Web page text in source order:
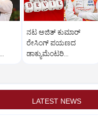
ನಟ ಅಜಿತ್‌ ಕುಮಾರ್‌
ರೇಸಿಂಗ್‌ ಪಯಣದ
ಡಾಕ್ಯುಮೆಂಟರಿ
LATEST NEWS